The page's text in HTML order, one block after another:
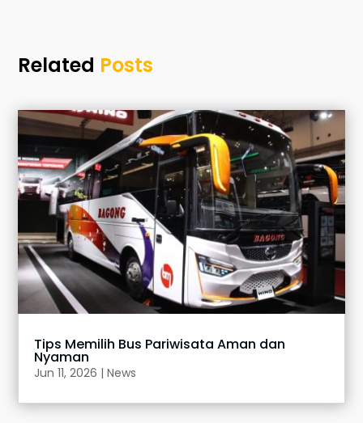
Related Posts
Tips Memilih Bus Pariwisata Aman dan
Nyaman
Jun 11, 2026 |News